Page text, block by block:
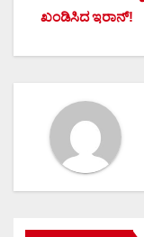
ಖಂಡಿಸಿದ ಇರಾನ್!